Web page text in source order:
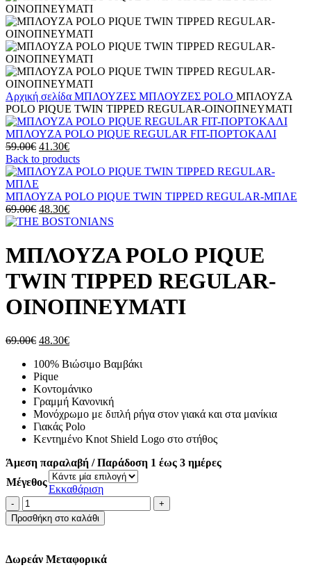
Αρχική σελίδα ΜΠΛΟΥΖΕΣ ΜΠΛΟΥΖΕΣ POLO ΜΠΛΟΥΖΑ
POLO PIQUE TWIN TIPPED REGULAR-ΟΙΝΟΠΝΕΥΜΑΤΙ
ΜΠΛΟΥΖΑ POLO PIQUE REGULAR FIT-ΠΟΡΤΟΚΑΛΙ
59.00€ Original
price
was:
41.30€Η
τρέχουσα
τιμή
41.30€.
Back to products
ΜΠΛΟΥΖΑ POLO PIQUE TWIN TIPPED REGULAR-ΜΠΛΕ
69.00€ Original
price
69.00€.
48.30€Η
τρέχουσα
είναι:
48.30€.
ΜΠΛΟΥΖΑ POLO PIQUE
TWIN TIPPED REGULAR-
ΟΙΝΟΠΝΕΥΜΑΤΙ
69.00€ Original
was:
69.00€.
48.30€Η
τιμή
48.30€.
100% Βιώσιμο Βαμβάκι
Pique
Κοντομάνικο
Γραμμή Κανονική
Μονόχρωμο με διπλή ρήγα στον γιακά και στα μανίκια
Γιακάς Polo
Κεντημένο Knot Shield Logo στο στήθος
Άμεση παραλαβή / Παράδοση 1 έως 3 ημέρες
Μέγεθος
Εκκαθάριση
ΜΠΛΟΥΖΑ
POLO
PIQUE
TIPPED
REGULAR-
Προσθήκη στο καλάθι
Δωρεάν Μεταφορικά